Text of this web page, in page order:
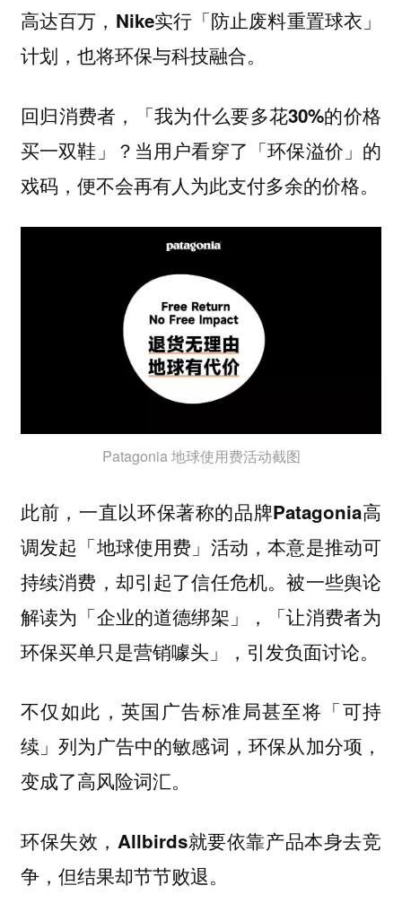
高达百万，Nike实行「防止废料重置球衣」
计划，也将环保与科技融合。
回归消费者，「我为什么要多花30%的价格
买一双鞋」？当用户看穿了「环保溢价」的
戏码，便不会再有人为此支付多余的价格。
Patagonia 地球使用费活动截图
此前，一直以环保著称的品牌Patagonia高
调发起「地球使用费」活动，本意是推动可
持续消费，却引起了信任危机。被一些舆论
解读为「企业的道德绑架」，「让消费者为
环保买单只是营销噱头」，引发负面讨论。
不仅如此，英国广告标准局甚至将「可持
续」列为广告中的敏感词，环保从加分项，
变成了高风险词汇。
环保失效，Allbirds就要依靠产品本身去竞
争，但结果却节节败退。